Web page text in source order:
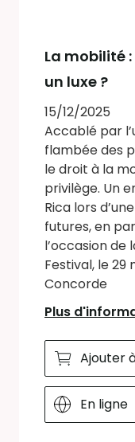
La mobilité
un luxe ?
15/12/2025
Accablé par
flambée des
le droit à la
privilège. Un
Rica lors
futures, en
l’occasion de
Festival, le
Concorde
Plus
Ajouter
En ligne